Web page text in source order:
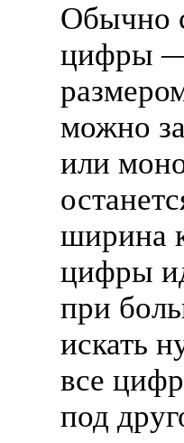
Обычно
цифры —
можно
или
ширина
цифры
при
искать
все
под